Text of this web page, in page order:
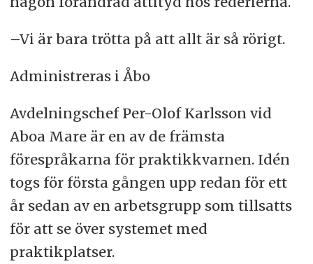
–Vi är bara trötta på att allt är så rörigt.
Administreras i Åbo
Avdelningschef Per-Olof Karlsson vid
Aboa Mare är en av de främsta
förespråkarna för praktikkvarnen. Idén
togs för första gången upp redan för ett
år sedan av en arbetsgrupp som tillsatts
för att se över systemet med
praktikplatser.